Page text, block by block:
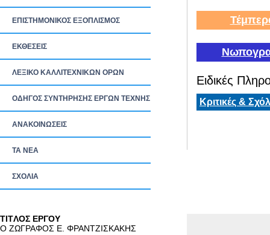
ΕΠΙΣΤΗΜΟΝΙΚΟΣ ΕΞΟΠΛΙΣΜΟΣ
ΕΚΘΕΣΕΙΣ
ΛΕΞΙΚΟ ΚΑΛΛΙΤΕΧΝΙΚΩΝ ΟΡΩΝ
ΟΔΗΓΟΣ ΣΥΝΤΗΡΗΣΗΣ ΕΡΓΩΝ ΤΕΧΝΗΣ
ΑΝΑΚΟΙΝΩΣΕΙΣ
ΤΑ ΝEΑ
ΣΧΟΛΙΑ
Ειδικές
Κριτικές &
TITΛΟΣ ΕΡΓΟΥ
Ο ΖΩΓΡΑΦΟΣ Ε. ΦΡΑΝΤΖΙΣΚΑΚΗΣ